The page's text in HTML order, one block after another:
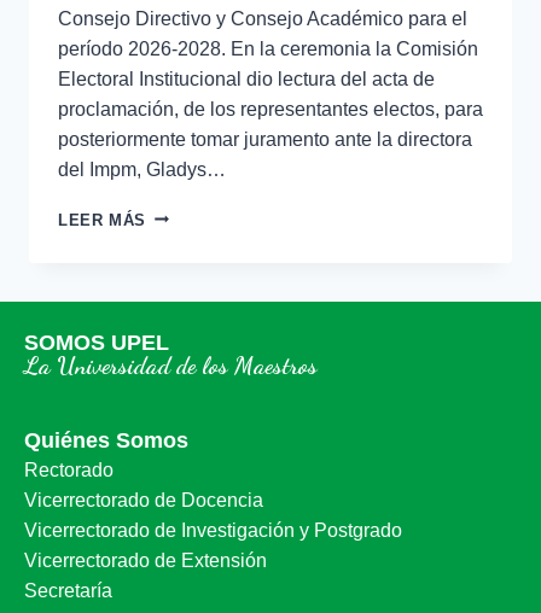
Consejo Directivo y Consejo Académico para el
período 2026-2028. En la ceremonia la Comisión
Electoral Institucional dio lectura del acta de
proclamación, de los representantes electos, para
posteriormente tomar juramento ante la directora
del Impm, Gladys…
LEER MÁS
SOMOS UPEL
La Universidad de los Maestros
Quiénes Somos
Rectorado
Vicerrectorado de Docencia
Vicerrectorado de Investigación y Postgrado
Vicerrectorado de Extensión
Secretaría